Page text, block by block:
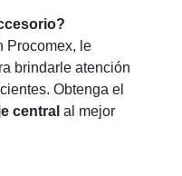
Procomex, le
brindarle atención
Obtenga el
central al mejor